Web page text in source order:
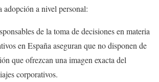
adopción a nivel personal:
de la toma de decisiones en materia
en España aseguran que no disponen de
que ofrezcan una imagen exacta del
corporativos.